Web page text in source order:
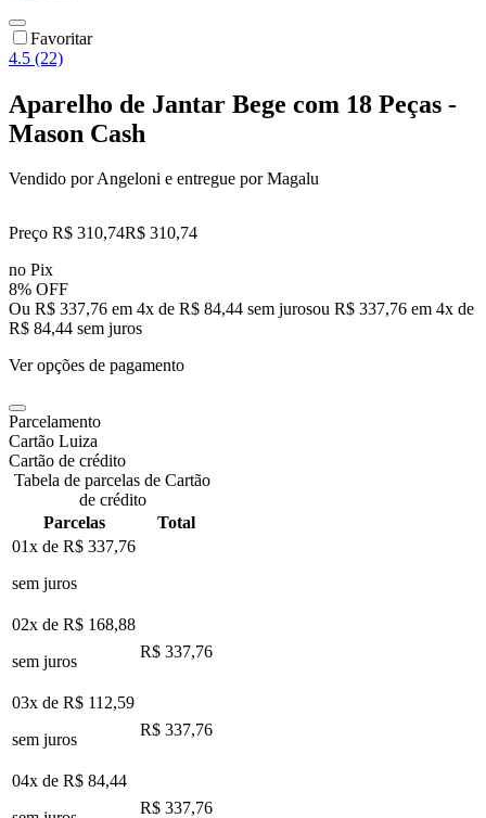
Favoritar
4.5 (22)
Aparelho de Jantar Bege com 18 Peças -
Mason Cash
Vendido porAngeloni e entregue por Magalu
Preço R$ 310,74R$ 310,74
no Pix
8% OFF
Ou R$ 337,76 em 4x de R$ 84,44 sem jurosou R$ 337,76 em 4x de
R$ 84,44 sem juros
Ver opções de pagamento
Parcelamento
Cartão Luiza
Cartão de crédito
Tabela de parcelas de Cartão
de crédito
Parcelas
Total
01x de R$ 337,76
sem juros
02x de R$ 168,88
sem juros
R$ 337,76
03x de R$ 112,59
sem juros
R$ 337,76
04x de R$ 84,44
R$ 337,76